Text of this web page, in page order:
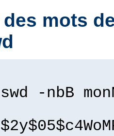
des mots
-nbB